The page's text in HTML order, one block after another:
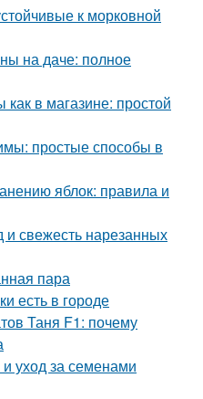
к морковной
на даче: полное
в магазине: простой
простые способы в
яблок: правила и
и свежесть нарезанных
пара
есть в городе
Таня F1: почему
уход за семенами